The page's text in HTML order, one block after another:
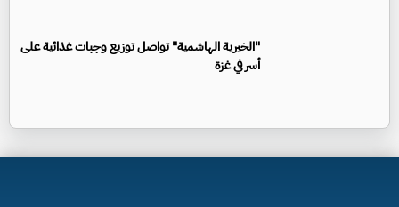
"الخيرية الهاشمية" تواصل توزيع وجبات غذائية على
أسر في غزة